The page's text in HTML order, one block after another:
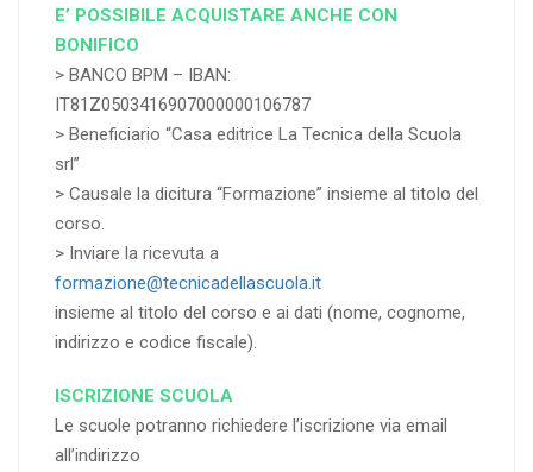
E’ POSSIBILE ACQUISTARE ANCHE CON
BONIFICO
> BANCO BPM – IBAN:
IT81Z0503416907000000106787
> Beneficiario “Casa editrice La Tecnica della Scuola
srl”
> Causale la dicitura “Formazione” insieme al titolo del
corso.
> Inviare la ricevuta a
formazione@tecnicadellascuola.it
insieme al titolo del corso e ai dati (nome, cognome,
indirizzo e codice fiscale).
ISCRIZIONE SCUOLA
Le scuole potranno richiedere l’iscrizione via email
all’indirizzo